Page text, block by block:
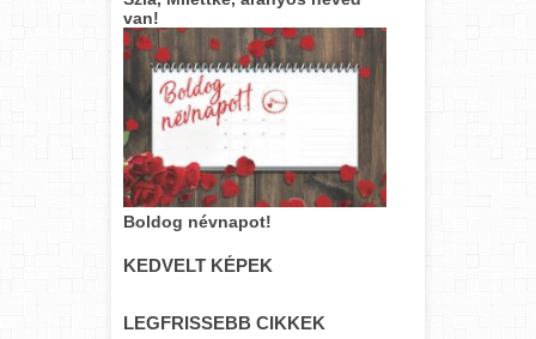
van!
Boldog névnapot!
KEDVELT KÉPEK
LEGFRISSEBB CIKKEK